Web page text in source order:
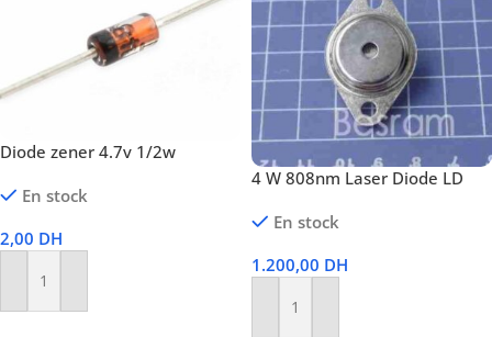
Diode zener 4.7v 1/2w
En stock
2,00 DH
Ajouter Au Panier
4 W 808nm Laser Diode LD
En stock
1.200,00 DH
Ajouter Au Panier